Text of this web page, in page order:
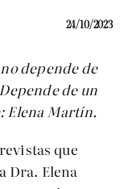
24/10/2023
depende de
de un
Elena Martín.
que
Dra. Elena